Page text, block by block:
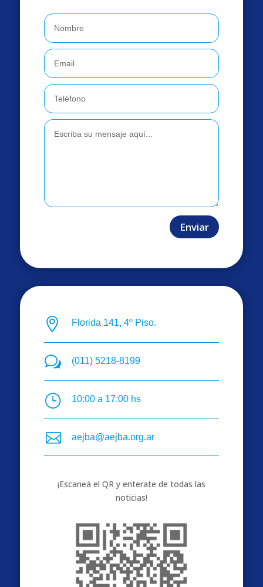
Enviar
 Florida 141, 4º Piso.
w (011) 5218-8199
} 10:00 a 17:00 hs
 aejba@aejba.org.ar
¡Escaneá el QR y enterate de todas las
noticias!